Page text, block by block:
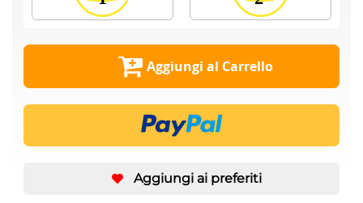
Aggiungi al Carrello
Aggiungi ai preferiti